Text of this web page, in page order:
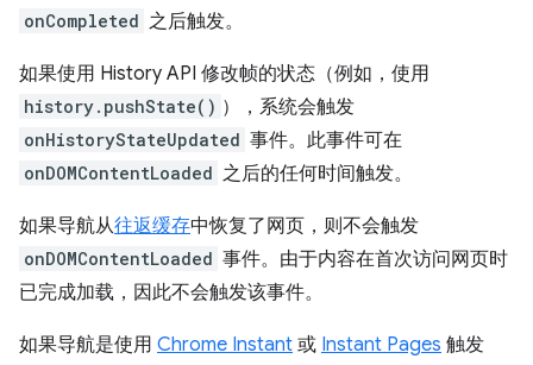
onCompleted 之后触发。
如果使用 History API 修改帧的状态（例如，使用
history.pushState() ），系统会触发
onHistoryStateUpdated 事件。此事件可在
onDOMContentLoaded 之后的任何时间触发。
如果导航从往返缓存中恢复了网页，则不会触发
onDOMContentLoaded 事件。由于内容在首次访问网页时
已完成加载，因此不会触发该事件。
如果导航是使用 Chrome Instant 或 Instant Pages 触发